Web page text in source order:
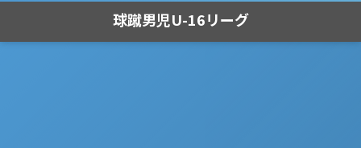
球蹴男児U-16リーグ